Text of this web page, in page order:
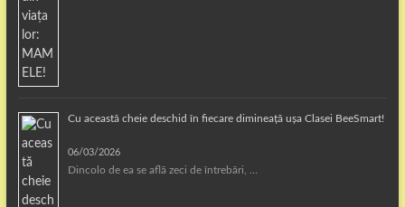
Cu această cheie deschid în fiecare dimineață ușa Clasei BeeSmart!
06/03/2026
Dincolo de ea se află zeci de întrebări, …